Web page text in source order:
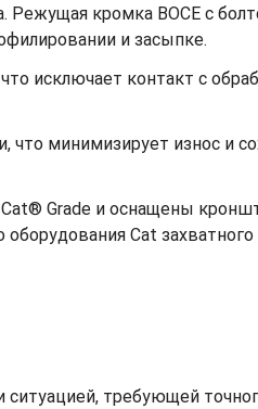
Режущая кромка BOCE с
и засыпке.
исключает контакт с
минимизирует износ и
Grade и оснащены
Cat
требующей